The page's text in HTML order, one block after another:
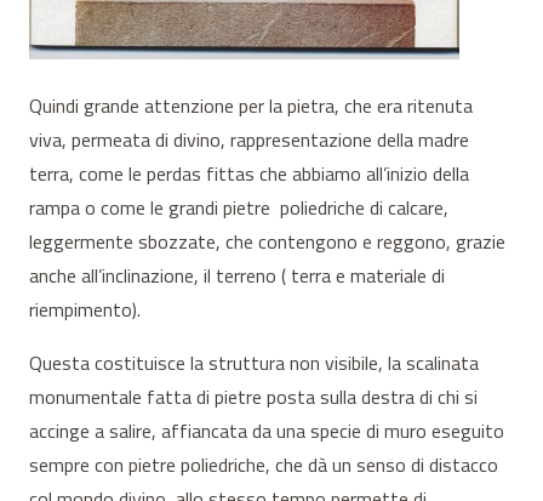
Quindi grande attenzione per la pietra, che era ritenuta
viva, permeata di divino, rappresentazione della madre
terra, come le perdas fittas che abbiamo all’inizio della
rampa o come le grandi pietre poliedriche di calcare,
leggermente sbozzate, che contengono e reggono, grazie
anche all’inclinazione, il terreno ( terra e materiale di
riempimento).
Questa costituisce la struttura non visibile, la scalinata
monumentale fatta di pietre posta sulla destra di chi si
accinge a salire, affiancata da una specie di muro eseguito
sempre con pietre poliedriche, che dà un senso di distacco